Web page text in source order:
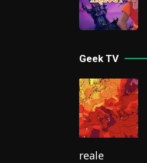
Geek TV
reale